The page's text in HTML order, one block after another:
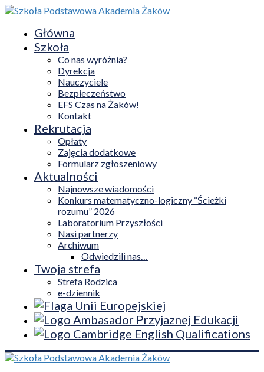
Główna
Szkoła
Co nas wyróżnia?
Dyrekcja
Nauczyciele
Bezpieczeństwo
EFS Czas na Żaków!
Kontakt
Rekrutacja
Opłaty
Zajęcia dodatkowe
Formularz zgłoszeniowy
Aktualności
Najnowsze wiadomości
Konkurs matematyczno-logiczny “Ścieżki
rozumu” 2026
Laboratorium Przyszłości
Nasi partnerzy
Archiwum
Odwiedzili nas…
Twoja strefa
Strefa Rodzica
e-dziennik